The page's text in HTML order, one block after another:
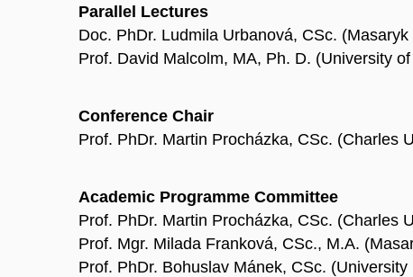
Parallel Lectures
Doc. PhDr. Ludmila Urbanová, CSc.
Prof. David Malcolm, MA, Ph. D. (University
Conference Chair
Prof. PhDr. Martin Procházka, CSc. (Charles
Academic Programme Committee
Prof. PhDr. Martin Procházka, CSc. (Charles
Prof. Mgr. Milada Franková, CSc., M.A.
Prof. PhDr. Bohuslav Mánek, CSc.